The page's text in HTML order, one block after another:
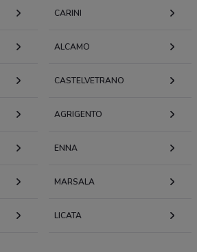
CARINI
ALCAMO
CASTELVETRANO
AGRIGENTO
ENNA
MARSALA
LICATA